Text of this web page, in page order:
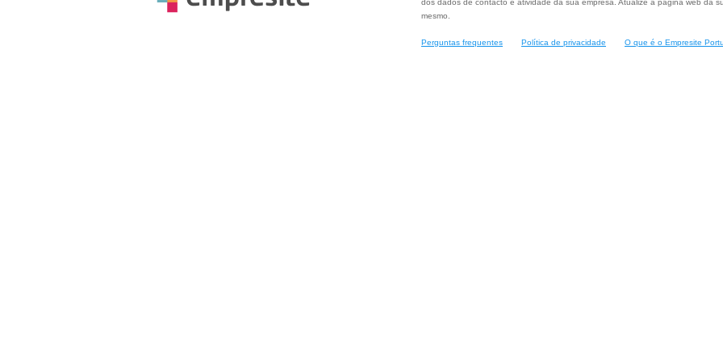
dos dados de contacto e atividade da sua empresa. Atualize a página web da
mesmo.
Perguntas frequentes Política de privacidade O que é o Empresite